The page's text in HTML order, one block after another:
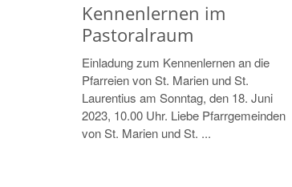
Kennenlernen im
Pastoralraum
Einladung zum Kennenlernen an die
Pfarreien von St. Marien und St.
Laurentius am Sonntag, den 18. Juni
2023, 10.00 Uhr. Liebe Pfarrgemeinden
von St. Marien und St. ...